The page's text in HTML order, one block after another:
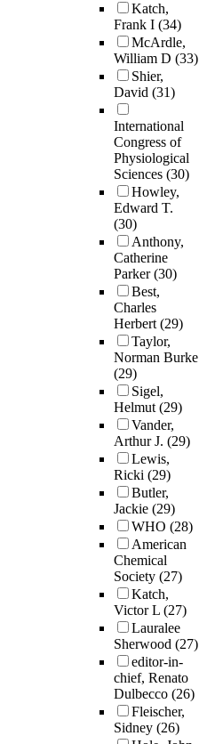
Katch,
Frank I (34)
McArdle,
William D (33)
Shier,
David (31)
International
Congress of
Physiological
Sciences (30)
Howley,
Edward T.
(30)
Anthony,
Catherine
Parker(30)
Best,
Charles
Herbert(29)
Taylor,
Norman Burke
(29)
Sigel,
Helmut(29)
Vander,
Arthur J. (29)
Lewis,
Ricki (29)
Butler,
Jackie (29)
WHO (28)
American
Chemical
Society (27)
Katch,
Victor L (27)
Lauralee
Sherwood (27)
editor-in-
chief, Renato
Dulbecco (26)
Fleischer,
Sidney (26)